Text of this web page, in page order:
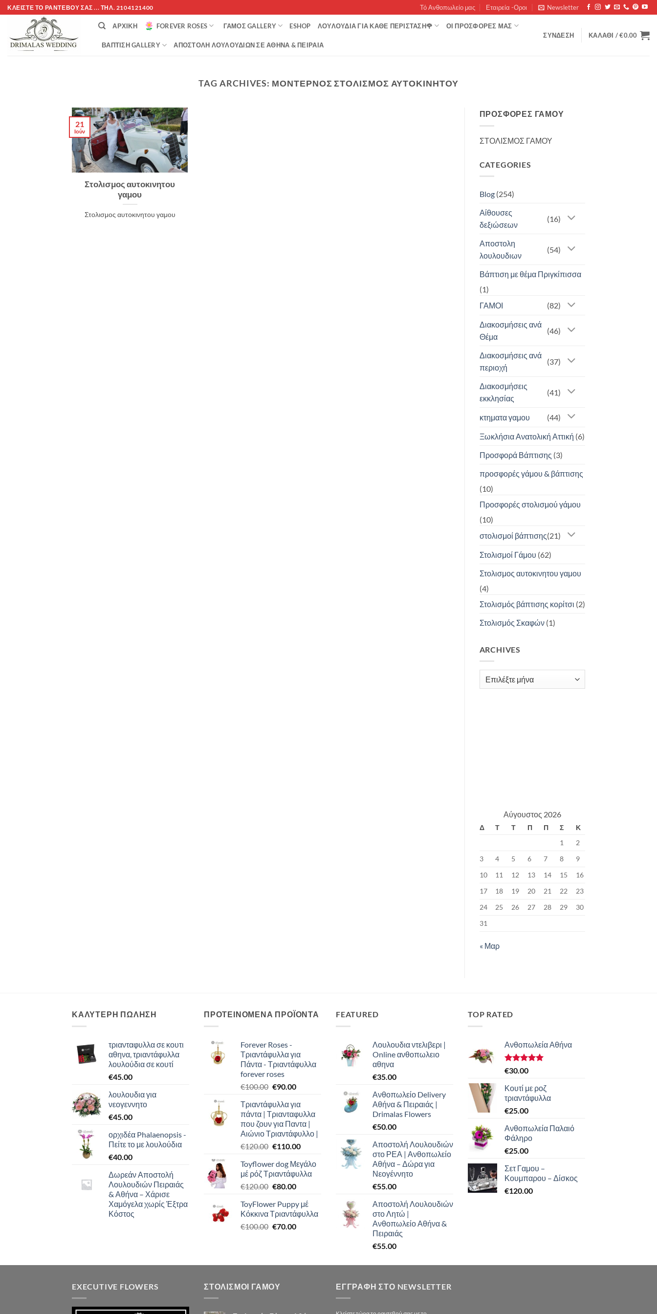
Μετάβαση
στο
περιεχόμενο
ΚΛΕΊΣΤΕ ΤΌ ΡΑΝΤΕΒΟΎ ΣΑΣ ... ΤΗΛ. 2104121400 Τό Ανθοπωλείο μας Εταιρεία -Οροι Newsletter
ΑΡΧΙΚΉ FOREVER ROSES ΓΆΜΟΣ GALLERY ESHOP ΛΟΥΛΟΥΔΙΑ ΓΙΑ ΚΑΘΕ ΠΕΡΙΣΤΑΣΗ🌹 ΟΊ ΠΡΟΣΦΟΡΈΣ ΜΑΣ
ΒΆΠΤΙΣΗ GALLERY ΑΠΟΣΤΟΛΉ ΛΟΥΛΟΥΔΙΏΝ ΣΕ ΑΘΉΝΑ & ΠΕΙΡΑΙΆ
ΣΎΝΔΕΣΗ ΚΑΛΆΘΙ /€0.00
TAG ARCHIVES: ΜΟΝΤΕΡΝΟΣ ΣΤΟΛΙΣΜΟΣ ΑΥΤΟΚΙΝΗΤΟΥ
Στολισμος αυτοκινητου
γαμου
Στολισμος αυτοκινητου γαμου
21
Ιούν
ΠΡΟΣΦΟΡΈΣ ΓΆΜΟΥ
ΣΤΟΛΙΣΜΟΣ ΓΑΜΟΥ
CATEGORIES
Blog(254)
Αίθουσες
δεξιώσεων
(16)
Αποστολη
λουλουδιων
(54)
Βάπτιση με θέμα Πριγκίπισσα
(1)
ΓΑΜΟΙ
(82)
Διακοσμήσεις ανά
Θέμα
(46)
Διακοσμήσεις ανά
περιοχή
(37)
Διακοσμήσεις
εκκλησίας
(41)
κτηματα γαμου (44)
Ξωκλήσια Ανατολική Αττική (6)
Προσφορά Βάπτισης (3)
προσφορές γάμου & βάπτισης
(10)
Προσφορές στολισμού γάμου
(10)
στολισμοί βάπτισης(21)
Στολισμοί Γάμου (62)
Στολισμος αυτοκινητου γαμου
(4)
Στολισμός βάπτισης κορίτσι (2)
Στολισμός Σκαφών(1)
ARCHIVES
Archives
Αύγουστος 2026
Δ Τ Τ Π Π Σ
Κ
1
2
3
4 5 6 7 8
9
10
11 12 13 14 15
16
17
18 19 20 21 22
23
24
25 26 27 28 29
30
31
« Μαρ
ΚΑΛΥΤΕΡΗ ΠΩΛΗΣΗ
τριανταφυλλα σε κουτι
αθηνα, τριαντάφυλλα
λουλούδια σε κουτί
€45.00
λουλουδια για
νεογεννητο
€45.00
ορχιδέα Phalaenopsis -
Πείτε το με λουλούδια
€40.00
Δωρεάν Αποστολή
Λουλουδιών Πειραιάς
& Αθήνα – Χάρισε
Χαμόγελα χωρίς Έξτρα
Κόστος
ΠΡΟΤΕΙΝΟΜΕΝΑ ΠΡΟΪΟΝΤΑ
Forever Roses -
Τριαντάφυλλα για
Πάντα - Τριαντάφυλλα
forever roses
€100.00 Original
was:
€100.00.
€90.00Η
τιμή
είναι:
€90.00.
Τριαντάφυλλα για
πάντα | Τριανταφυλλα
που ζουν για Παντα |
Αιώνιο Τριαντάφυλλο |
€120.00 Original
was:
€120.00.
€110.00Η
τιμή
είναι:
Toyflower dog Μεγάλο
μέ ρόζ Τριαντάφυλλα
€120.00 Original
was:
€120.00.
€80.00Η
τιμή
είναι:
€80.00.
ToyFlower Puppy μέ
Κόκκινα Τριαντάφυλλα
€100.00 Original
€70.00Η
€70.00.
FEATURED
Λουλουδια ντελιβερι |
Online ανθοπωλειο
αθηνα
€35.00
Ανθοπωλείο Delivery
Αθήνα & Πειραιάς |
Drimalas Flowers
€50.00
Αποστολή Λουλουδιών
στο ΡΕΑ | Ανθοπωλείο
Αθήνα – Δώρα για
Νεογέννητο
€55.00
Αποστολή Λουλουδιών
στο Λητώ |
Ανθοπωλείο Αθήνα &
Πειραιάς
€55.00
TOP RATED
Ανθοπωλεία Αθήνα
Βαθμολογήθηκε
από 5
€30.00
Κουτί με ροζ
τριαντάφυλλα
€25.00
Ανθοπωλεία Παλαιό
Φάληρο
€25.00
Σετ Γαμου –
Κουμπαρου – Δίσκος
€120.00
EXECUTIVE FLOWERS ΣΤΟΛΙΣΜΟΙ ΓΑΜΟΥ ΕΓΓΡΑΦΉ ΣΤΟ NEWSLETTER